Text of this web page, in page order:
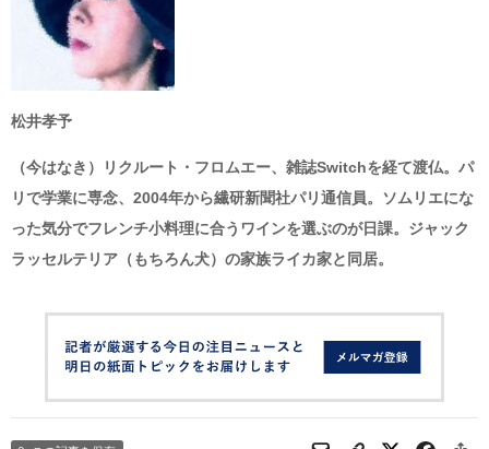
松井孝予
（今はなき）リクルート・フロムエー、雑誌Switchを経て渡仏。パ
リで学業に専念、2004年から繊研新聞社パリ通信員。ソムリエにな
った気分でフレンチ小料理に合うワインを選ぶのが日課。ジャック
ラッセルテリア（もちろん犬）の家族ライカ家と同居。